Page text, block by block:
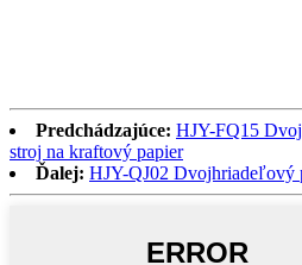
Predchádzajúce: HJY-FQ15
stroj na kraftový papier
Ďalej: HJY-QJ02 Dvojhriadeľový